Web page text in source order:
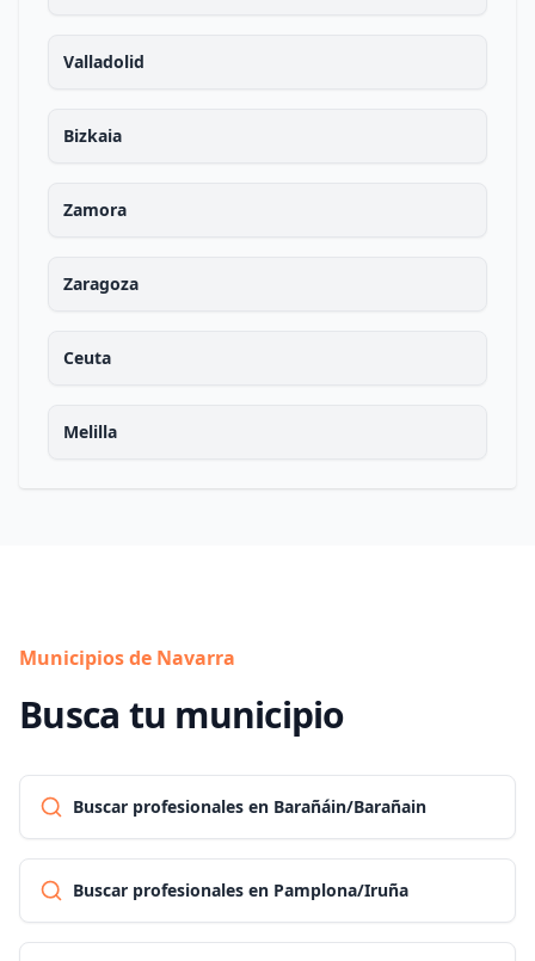
Valladolid
Bizkaia
Zamora
Zaragoza
Ceuta
Melilla
Municipios de Navarra
Busca tu municipio
Buscar profesionales en Barañáin/Barañain
Buscar profesionales en Pamplona/Iruña